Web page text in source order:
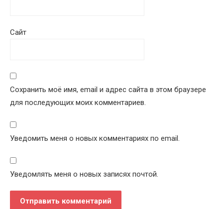
Сайт
Сохранить моё имя, email и адрес сайта в этом браузере
для последующих моих комментариев.
Уведомить меня о новых комментариях по email.
Уведомлять меня о новых записях почтой.